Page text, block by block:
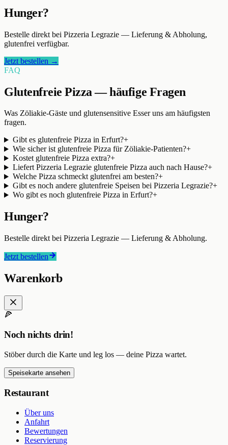
Hunger?
Bestelle direkt bei Pizzeria Legrazie — Lieferung & Abholung,
glutenfrei verfügbar.
Jetzt bestellen →
FAQ
Glutenfreie Pizza — häufige Fragen
Was Zöliakie-Gäste und glutensensitive Esser uns am häufigsten
fragen.
Gibt es glutenfreie Pizza in Erfurt?+
Wie sicher ist glutenfreie Pizza für Zöliakie-Patienten?+
Kostet glutenfreie Pizza extra?+
Liefert Pizzeria Legrazie glutenfreie Pizza auch nach Hause?+
Welche Pizza schmeckt glutenfrei am besten?+
Gibt es noch andere glutenfreie Speisen bei Pizzeria Legrazie?+
Wo gibt es noch glutenfreie Pizza in Erfurt?+
Hunger?
Bestelle direkt bei Pizzeria Legrazie — Lieferung & Abholung.
Jetzt bestellen
Warenkorb
🍕
Noch nichts drin!
Stöber durch die Karte und leg los — deine Pizza wartet.
Speisekarte ansehen
Restaurant
Über uns
Anfahrt
Bewertungen
Reservierung